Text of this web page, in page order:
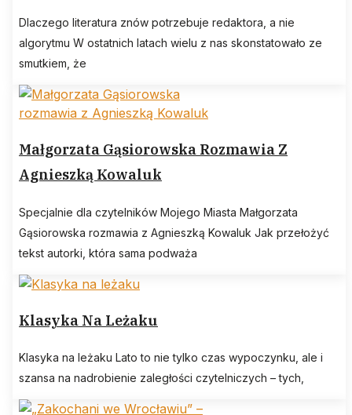
Dlaczego literatura znów potrzebuje redaktora, a nie
algorytmu W ostatnich latach wielu z nas skonstatowało ze
smutkiem, że
Małgorzata Gąsiorowska Rozmawia Z
Agnieszką Kowaluk
Specjalnie dla czytelników Mojego Miasta Małgorzata
Gąsiorowska rozmawia z Agnieszką Kowaluk Jak przełożyć
tekst autorki, która sama podważa
Klasyka Na Leżaku
Klasyka na leżaku Lato to nie tylko czas wypoczynku, ale i
szansa na nadrobienie zaległości czytelniczych – tych,